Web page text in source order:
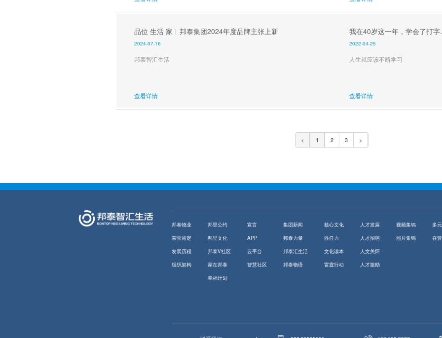
品位 生活 家︱邦泰集团2024年度品牌主张上新
2024-07-16
邦泰智汇生活
查看详情
我在40岁这一年，学会了打
2022-04-25
人生就应该不断学习
查看详情
< 1 2 3 >
邦泰物业
荣誉肯定
发展历程
组织架构
邦里公约
邦里文化
邦泰V社区
家在邦泰
幸福计划
宣言
APP
云平台
智慧社区
集团新闻
邦泰力量
邦泰汇生活
邦泰物语
核心文化
胜任力
文化读本
雷霆行动
人才发展
人才招聘
人文关怀
人才激励
视频集锦
照片集锦
多
在